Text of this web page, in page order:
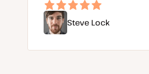
Steve Lock